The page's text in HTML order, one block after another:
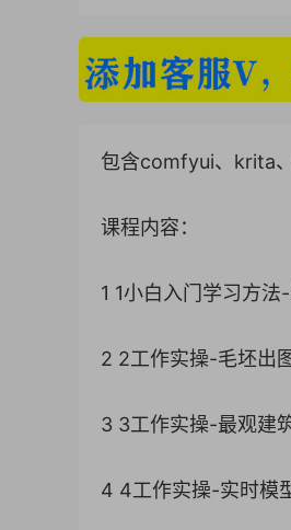
包含comfyui、krita
课程内容：
1 1小白入门学习方
2 2工作实操-毛坯出
3 3工作实操-最观建
4 4工作实操-实时模